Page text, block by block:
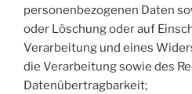
personenbezogenen Daten
oder Löschung oder auf
Verarbeitung und eines
die Verarbeitung sowie des
Datenübertragbarkeit;